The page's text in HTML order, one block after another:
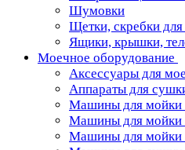
Шумовки
Щетки, скребки
Ящики, крышки,
Моечное оборудование
Аксессуары для
Аппараты для
Машины для мойки
Машины для мойки
Машины для мойки